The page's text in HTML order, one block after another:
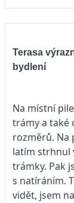
Terasa
bydlení
Na místní
trámy a také
rozměrů. Na
latím strhnul
trámky. Pak
s natíráním.
vidět, jsem